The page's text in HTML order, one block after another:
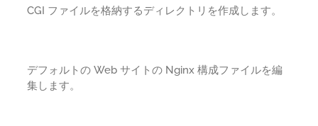
CGI ファイルを格納するディレクトリを作成します。
デフォルトの Web サイトの Nginx 構成ファイルを編
集します。